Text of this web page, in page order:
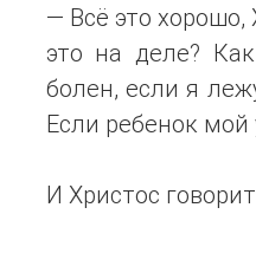
— Всё это
это на деле?
болен, если я
Если ребенок
И Христос